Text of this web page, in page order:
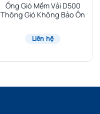
Ống Gió Mềm Vải D500
Thông Gió Không Bảo Ôn
Liên hệ